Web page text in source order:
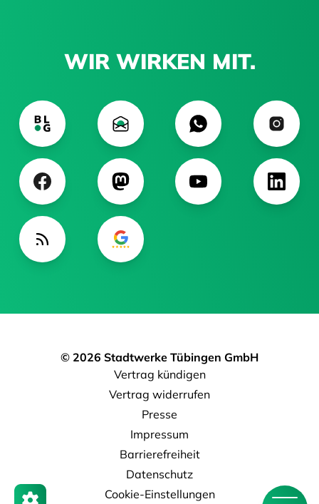
WIR WIRKEN MIT.
© 2026 Stadtwerke Tübingen GmbH
Vertrag kündigen
Vertrag widerrufen
Presse
Impressum
Barrierefreiheit
Datenschutz
Cookie-Einstellungen